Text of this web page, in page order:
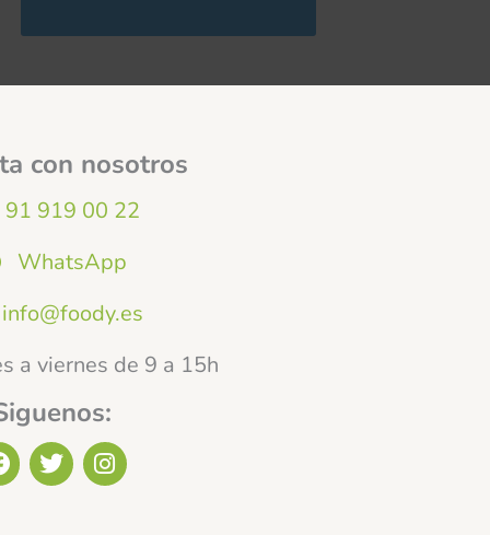
con nosotros
91 919 00 22
WhatsApp
info@foody.es
a viernes de 9 a 15h
T
w
I
n